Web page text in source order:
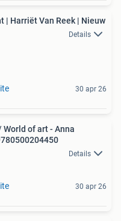
| Harriët Van Reek | Nieuw
Details
30 apr 26
of art - Anna
Details
30 apr 26